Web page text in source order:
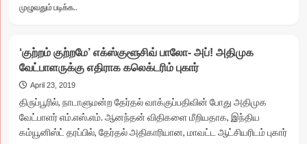
ஆய்வில்
முழுவதும் படிக்க..
குசேலம்
விசாரிக்காமல்
குட்டு
தலைமை!
நொந்து
நூடுல்ஸ்
ஆன
‘குற்றம் குற்றமே’ எக்ஸ்குளூசிவ் பாலோ- அப்! அதிமுக
வேட்பாளருக்கு எதிராக கலெக்டரிம் புகார்
April 23, 2019
திருப்பூரில், நாடாளுமன்ற தேர்தல் வாக்குப்பதிவின் போது அதிமுக
வேட்பாளர் எம்.எஸ்.எம். ஆனந்தன் விதிகளை மீறியதாக, இந்திய
கம்யூனிஸ்ட் தரப்பில், தேர்தல் அதிகாரியான, மாவட்ட ஆட்சியரிடம் புகார்